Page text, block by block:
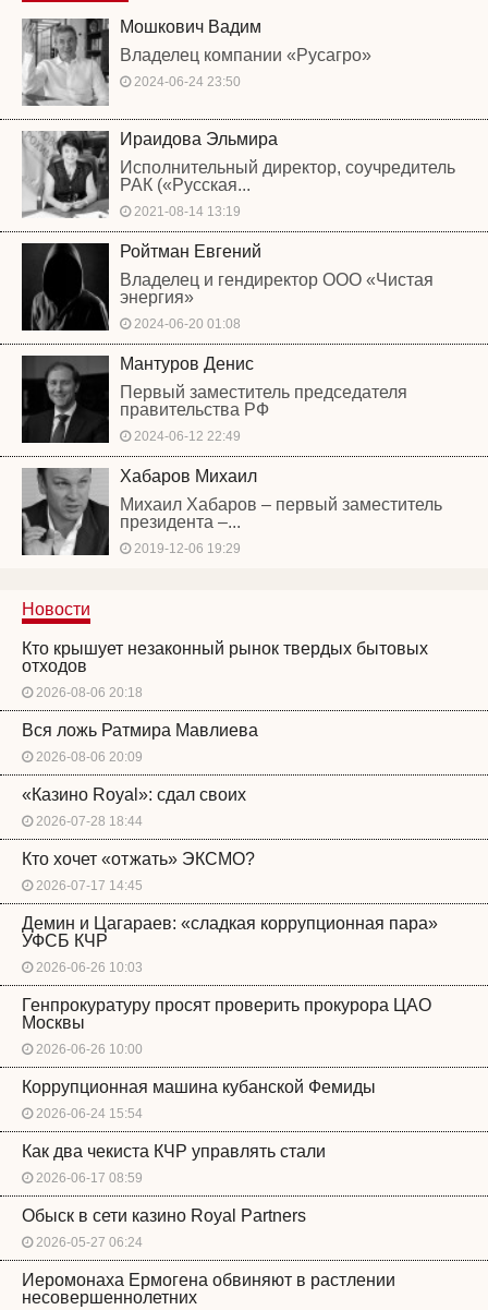
Мошкович Вадим
Владелец компании «Русагро»
2024-06-24 23:50
Ираидова Эльмира
Исполнительный директор, соучредитель
РАК («Русская...
2021-08-14 13:19
Ройтман Евгений
Владелец и гендиректор ООО «Чистая
энергия»
2024-06-20 01:08
Мантуров Денис
Первый заместитель председателя
правительства РФ
2024-06-12 22:49
Хабаров Михаил
Михаил Хабаров – первый заместитель
президента –...
2019-12-06 19:29
Новости
Кто крышует незаконный рынок твердых бытовых
отходов
2026-08-06 20:18
Вся ложь Ратмира Мавлиева
2026-08-06 20:09
«Казино Royal»: сдал своих
2026-07-28 18:44
Кто хочет «отжать» ЭКСМО?
2026-07-17 14:45
Демин и Цагараев: «сладкая коррупционная пара»
УФСБ КЧР
2026-06-26 10:03
Генпрокуратуру просят проверить прокурора ЦАО
Москвы
2026-06-26 10:00
Коррупционная машина кубанской Фемиды
2026-06-24 15:54
Как два чекиста КЧР управлять стали
2026-06-17 08:59
Обыск в сети казино Royal Partners
2026-05-27 06:24
Иеромонаха Ермогена обвиняют в растлении
несовершеннолетних